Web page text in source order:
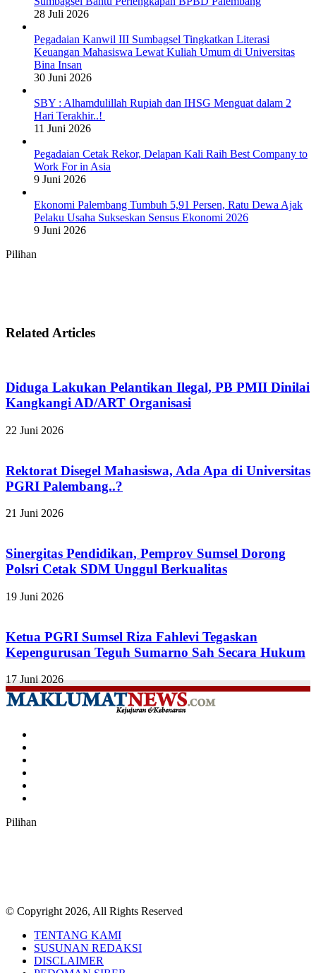
28 Juli 2026
Pegadaian Kanwil III Sumbagsel Tingkatkan Literasi
Keuangan Mahasiswa Lewat Kuliah Umum di Universitas
Bina Insan
30 Juni 2026
SBY : Alhamdulillah Rupiah dan IHSG Menguat dalam 2
Hari Terakhir..!
11 Juni 2026
Pegadaian Cetak Rekor, Delapan Kali Raih Best Company to
Work For in Asia
9 Juni 2026
Ekonomi Palembang Tumbuh 5,91 Persen, Ratu Dewa Ajak
Pelaku Usaha Sukseskan Sensus Ekonomi 2026
9 Juni 2026
Pilihan
Related Articles
Diduga Lakukan Pelantikan Ilegal, PB PMII Dinilai
Kangkangi AD/ART Organisasi
22 Juni 2026
Rektorat Disegel Mahasiswa, Ada Apa di Universitas
PGRI Palembang..?
21 Juni 2026
Sinergitas Pendidikan, Pemprov Sumsel Dorong
Polsri Cetak SDM Unggul Berkualitas
19 Juni 2026
Ketua PGRI Sumsel Riza Fahlevi Tegaskan
Kepengurusan Teguh Sumarno Sah Secara Hukum
17 Juni 2026
Pilihan
© Copyright 2026, All Rights Reserved
TENTANG KAMI
SUSUNAN REDAKSI
DISCLAIMER